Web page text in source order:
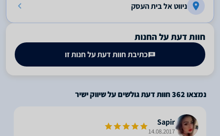
ניווט אל בית העסק
חוות דעת על החנות
כתיבת חוות דעת על חנות זו
נמצאו362חוות דעת גולשים על שיווק ישיר
Sapir
14.08.2017